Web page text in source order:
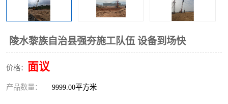
陵水黎族自治县强夯施工队伍 设备到场快
价格： 面议
产品数量： 9999.00平方米